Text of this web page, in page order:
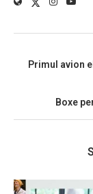
Primul avion
Boxe